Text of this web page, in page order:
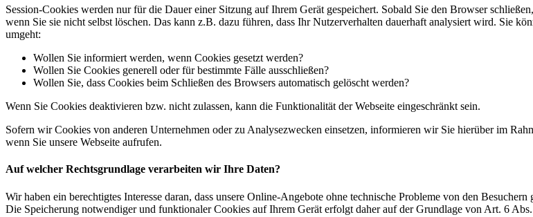
Session-Cookies werden nur für die Dauer einer Sitzung auf Ihrem Gerät gespeichert. Sobald Sie den Browser
wenn Sie sie nicht selbst löschen. Das kann z.B. dazu führen, dass Ihr Nutzerverhalten dauerhaft analysiert wird. Sie
umgeht:
Wollen Sie informiert werden, wenn Cookies gesetzt werden?
Wollen Sie Cookies generell oder für bestimmte Fälle ausschließen?
Wollen Sie, dass Cookies beim Schließen des Browsers automatisch gelöscht werden?
Wenn Sie Cookies deaktivieren bzw. nicht zulassen, kann die Funktionalität der Webseite eingeschränkt sein.
Sofern wir Cookies von anderen Unternehmen oder zu Analysezwecken einsetzen, informieren wir Sie hierüber im
wenn Sie unsere Webseite aufrufen.
Auf welcher Rechtsgrundlage verarbeiten wir Ihre Daten?
Wir haben ein berechtigtes Interesse daran, dass unsere Online-Angebote ohne technische Probleme von den
Die Speicherung notwendiger und funktionaler Cookies auf Ihrem Gerät erfolgt daher auf der Grundlage von Art. 6